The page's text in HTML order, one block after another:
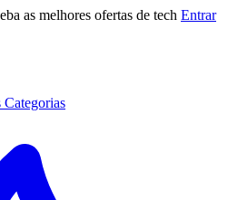
as melhores ofertas de tech Entrar
Categorias